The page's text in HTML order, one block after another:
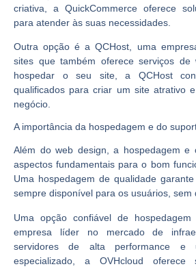
criativa, a QuickCommerce oferece
para atender às suas necessidades.
Outra opção é a QCHost, uma
sites que também oferece serviços de
hospedar o seu site, a QCHost
qualificados para criar um site atrativo
negócio.
A importância da hospedagem e do
Além do web design, a hospedagem e
aspectos fundamentais para o bom
Uma hospedagem de qualidade
sempre disponível para os usuários, sem
Uma opção confiável de
empresa líder no mercado de
servidores de alta performance e
especializado, a OVHcloud oferece